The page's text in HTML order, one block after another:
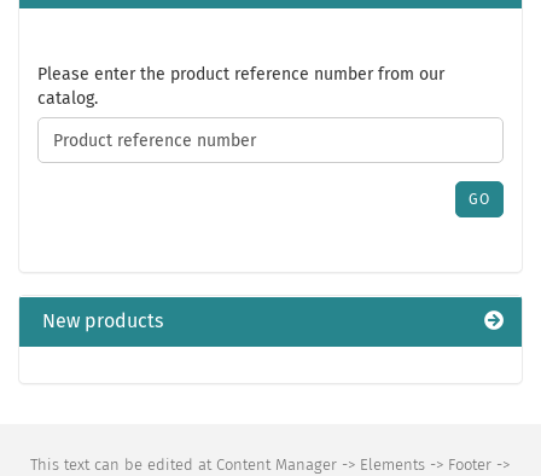
PLEASE
ENTER
THE
PRODUCT
REFERENCE
Please enter the product reference number from our
catalog.
GO
New products
This text can be edited at Content Manager -> Elements -> Footer ->